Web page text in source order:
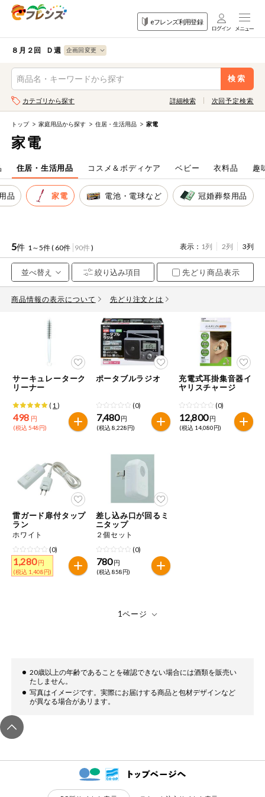
eフレンズ利用登録
ログイン
生協加入はこちら
eフレンズとは
登録から開始まで
注文番号注文
お気に入り注文
注文履歴注文
WEBカタログ
先着限定から探す
人気カテゴリ
家庭用品から探す
生協独自
自動注文システム登録
自動注文システム登録を確認する
くらしの定番品（毎週企画）
専門ショップサイト
パルコープ・よどがわ生協の情報サイト
８月２回 Ｄ週
検索
食品
から探す
目的
から探す
果物
野菜
肉・ハム・ソ
ーセージ
魚介・加工品
米・雑穀など
パン・ジャム
豆腐・納豆・
こんにゃく
ミールキット
など
麺類
レトルト・缶
詰・瓶詰
調味料・だ
し・油・ルー
おやつ
ティッシュ・
トイレットペ
ーパー
衛生・生理用
品
果物すべて
カテゴリから探す 詳細検索
検索条件を指定してください。全項目に条件を指定しなくて
も検索できます。
キーワード
キーワードをすべて含む
メーカー名
カテゴリ
アレルゲン情報
特定原材料と特定原材料に準ずるものが含まれていない商品
を検索できます。
小麦 卵
落花生 かに
特定原材料に準ずるもの
アーモンド あわび
牛肉
鶏肉 バナナ 豚肉
アレルゲン情報は、商品企画時の情報のため、ご使用前には
次回予定検索
トップ 家庭用品から探す 住居・生活用品 家電
家電
住居・生活用品 コスメ＆ボディケア ベビー 衣料品 趣
品 家電 電池・電球など 冠婚葬祭用品
5件 1～5件 ( 60件 90件) 表示： 1列 2列 3列
先どり商品表示
商品情報の表示について 先どり注文とは
サーキュレーターク
リーナー
( 1 )
498 円
(税込 548円)
ポータブルラジオ
(0)
7,480 円
(税込 8,228円)
充電式耳掛集音器イ
ヤリスチャージ
(0)
12,800 円
(税込 14,080円)
雷ガード扉付タップ
ラン
ホワイト
(0)
1,280 円
(税込 1,408円)
差し込み口が回るミ
ニタップ
２個セット
(0)
780 円
(税込 858円)
20歳以上の年齢であることを確認できない場合には酒類を販売い
たしません。
写真はイメージです。実際にお届けする商品と包材デザインなど
が異なる場合があリます。